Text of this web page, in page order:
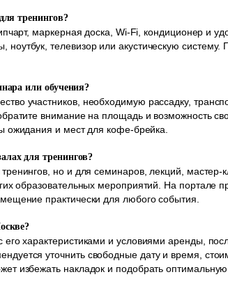
тренингов?
маркерная доска, Wi-Fi, кондиционер и
телевизор или акустическую систему.
или обучения?
участников, необходимую рассадку,
внимание на площадь и возможность
ожидания и мест для кофе-брейка.
для тренингов?
но и для семинаров, лекций, мастер-
образовательных мероприятий. На
практически для любого события.
характеристиками и условиями аренды,
уточнить свободные дату и время,
избежать накладок и подобрать